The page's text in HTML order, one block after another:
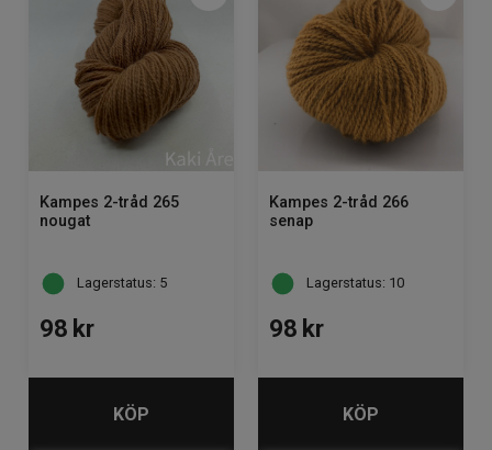
Kampes 2-tråd 265
nougat
Lagerstatus: 5
98 kr
KÖP
Kampes 2-tråd 266
senap
Lagerstatus: 10
98 kr
KÖP